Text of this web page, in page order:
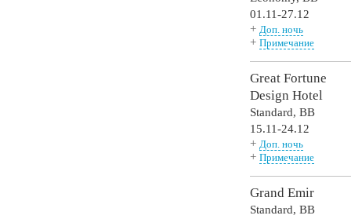
01.11-27.12
+Доп. ночь
+Примечание
Great Fortune
Design Hotel
Standard,BB
15.11-24.12
+Доп. ночь
+Примечание
Grand Emir
Standard,BB